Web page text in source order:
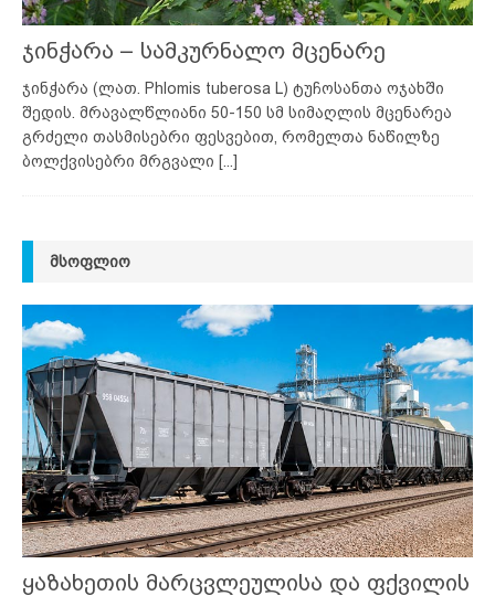
ჯინჭარა – სამკურნალო მცენარე
ჯინჭარა (ლათ. Phlomis tuberosa L) ტუჩოსანთა ოჯახში
შედის. მრავალწლიანი 50-150 სმ სიმაღლის მცენარეა
გრძელი თასმისებრი ფესვებით, რომელთა ნაწილზე
ბოლქვისებრი მრგვალი [...]
ᲛᲡᲝᲤᲚᲘᲝ
ყაზახეთის მარცვლეულისა და ფქვილის